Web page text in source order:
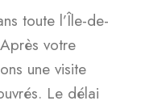
toute l’Île-de-
votre
une visite
Le délai